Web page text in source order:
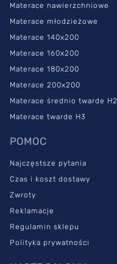
Materace nawierzchniowe
Materace młodzieżowe
Materace 140x200
Materace 160x200
Materace 180x200
Materace 200x200
Materace średnio twarde H2
Materace twarde H3
POMOC
Najczęstsze pytania
Czas i koszt dostawy
Zwroty
Reklamacje
Regulamin sklepu
Polityka prywatności